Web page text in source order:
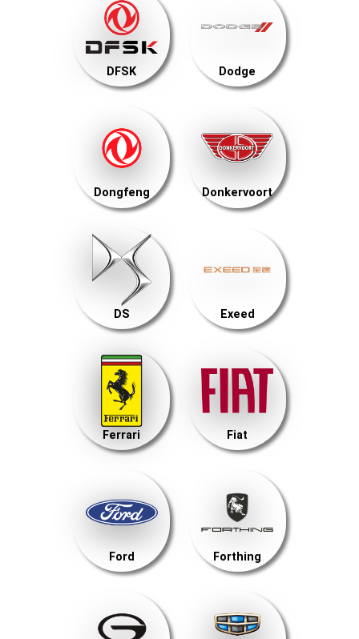
DFSK Dodge
Dongfeng Donkervoort
DS Exeed
Ferrari Fiat
Ford Forthing